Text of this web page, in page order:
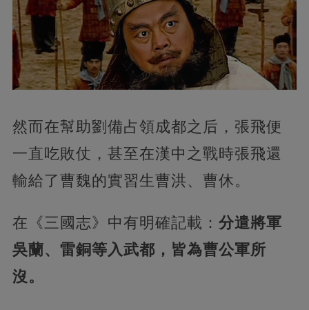
然而在幫助劉備占領成都之后，張飛便
一直吃敗仗，甚至在漢中之戰時張飛還
輸給了曹魏的實習生曹洪、曹休。
在《三國志》中有明確記載： 分遣將軍
吳蘭、雷銅等入武都，皆為曹公軍所
沒。